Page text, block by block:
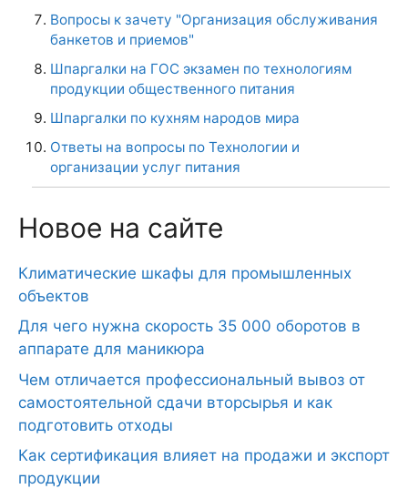
Вопросы к зачету "Организация обслуживания
банкетов и приемов"
Шпаргалки на ГОС экзамен по технологиям
продукции общественного питания
Шпаргалки по кухням народов мира
Ответы на вопросы по Технологии и
организации услуг питания
Новое на сайте
Климатические шкафы для промышленных
объектов
Для чего нужна скорость 35 000 оборотов в
аппарате для маникюра
Чем отличается профессиональный вывоз от
самостоятельной сдачи вторсырья и как
подготовить отходы
Как сертификация влияет на продажи и экспорт
продукции